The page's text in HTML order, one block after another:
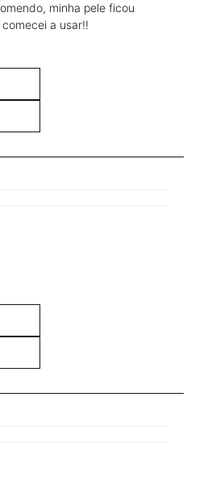
minha pele ficou
a usar!!